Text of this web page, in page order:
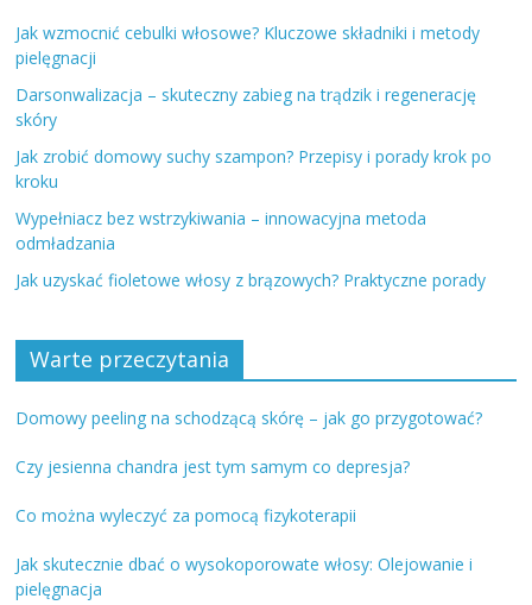
Jak wzmocnić cebulki włosowe? Kluczowe składniki i metody
pielęgnacji
Darsonwalizacja – skuteczny zabieg na trądzik i regenerację
skóry
Jak zrobić domowy suchy szampon? Przepisy i porady krok po
kroku
Wypełniacz bez wstrzykiwania – innowacyjna metoda
odmładzania
Jak uzyskać fioletowe włosy z brązowych? Praktyczne porady
Warte przeczytania
Domowy peeling na schodzącą skórę – jak go przygotować?
Czy jesienna chandra jest tym samym co depresja?
Co można wyleczyć za pomocą fizykoterapii
Jak skutecznie dbać o wysokoporowate włosy: Olejowanie i
pielęgnacja